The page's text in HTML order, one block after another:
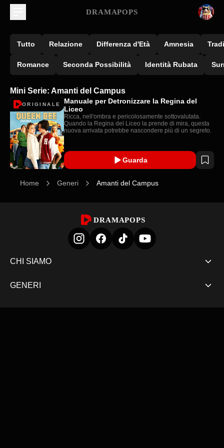
DRAMAPOPS
Tutto Relazione Differenza d'Età Amnesia
Romance Seconda Possibilità Identità Rubata
Mini Serie: Amanti del Campus
ORIGINALE
Manuale per Detronizzare la Regina del
Liceo
Ricca, nell'ombra e pericolosamente sottovalutata.
Quando la Regina del Liceo la prende di mira, questa
nuova arrivata potrebbe nascondere più di un segreto.
Guarda
Home Generi Amanti del Campus
DRAMAPOPS
CHI SIAMO
GENERI